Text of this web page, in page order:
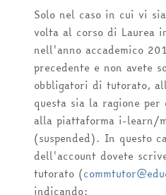
Solo nel caso in cui vi
volta al corso di Laurea
nell'anno accademico
precedente e non avete
obbligatori di tutorato,
questa sia la ragione
alla piattaforma i-learn/
(suspended). In questo
dell'account dovete
tutorato (
indicando: